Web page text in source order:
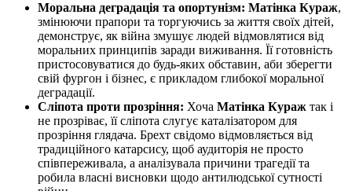
Моральна деградація та опортунізм: Матінка Кураж,
змінюючи прапори та торгуючись за життя своїх дітей,
демонструє, як війна змушує людей відмовлятися від
моральних принципів заради виживання. Її готовність
пристосовуватися до будь-яких обставин, аби зберегти
свій фургон і бізнес, є прикладом глибокої моральної
деградації.
Сліпота проти прозріння: Хоча Матінка Кураж так і
не прозріває, її сліпота слугує каталізатором для
прозріння глядача. Брехт свідомо відмовляється від
традиційного катарсису, щоб аудиторія не просто
співпереживала, а аналізувала причини трагедії та
робила власні висновки щодо антилюдської сутності